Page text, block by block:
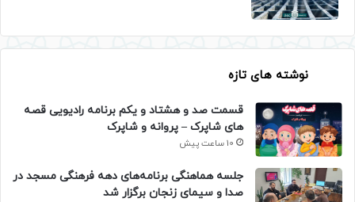
نوشته های تازه
قسمت صد و هشتاد و یکم برنامه رادیویی قصه
های شاپرک – پروانه و شاپرک
10 ساعت پیش
جلسه هماهنگی برنامه‌های دهه فرهنگی مسجد در
صدا و سیمای زنجان برگزار شد